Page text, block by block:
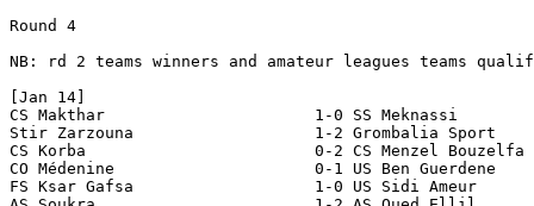
Round 4
NB: rd 2 teams winners and amateur leagues teams
[Jan 14]
CS Makthar	  	        1-0 SS Meknassi
Stir Zarzouna	  	        1-2 Grombalia Sport
CS Korba		        0-2 CS Menzel Bouzelfa
CO Médenine 		        0-1 US Ben Guerdene
FS Ksar Gafsa		        1-0 US Sidi Ameur